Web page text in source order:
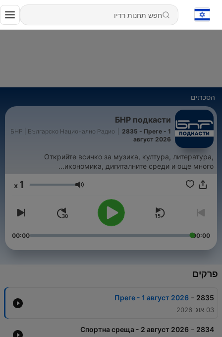
הסכתים
БНР подкасти
БНР | Българско Национално Радио
2835 - Преге - 1
август 2026
Открийте всичко за музика, култура, литература,
икономика, дигиталните среди и още много...
עוצמת שמע 1
00:00
00:00
פרקים
2835
-
Преге - 1 август 2026
03 אוג' 2026
2834
-
Спортна среща - 2 август 2026